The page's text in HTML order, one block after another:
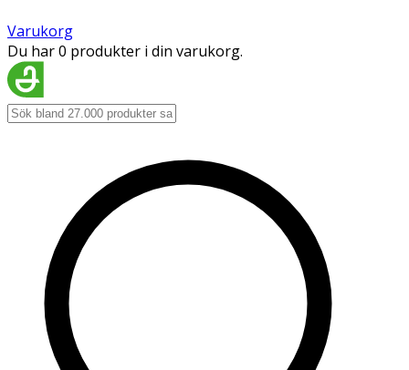
Varukorg
Du har 0 produkter i din varukorg.